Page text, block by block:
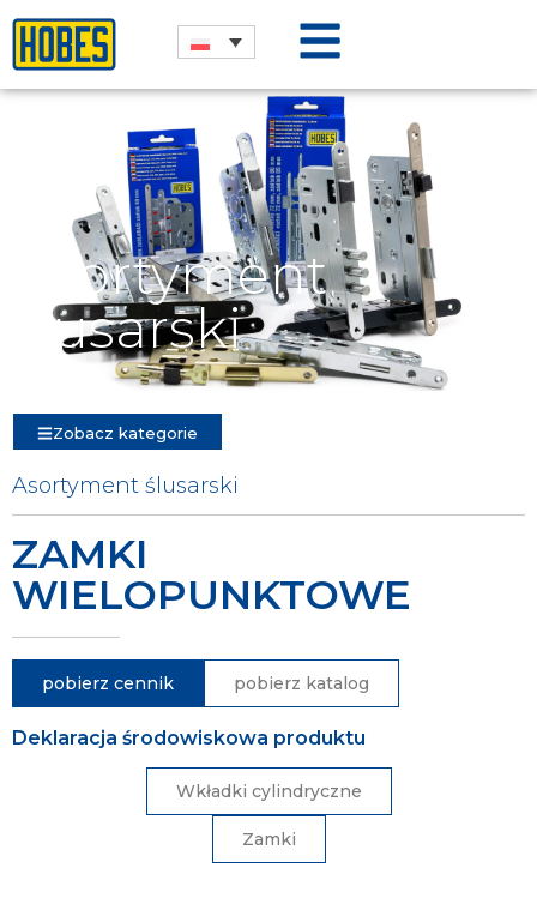
Asortyment
ślusarski
Zobacz kategorie
Asortyment ślusarski
ZAMKI
WIELOPUNKTOWE
pobierz cennik pobierz katalog
Deklaracja środowiskowa produktu
Wkładki cylindryczne
Zamki